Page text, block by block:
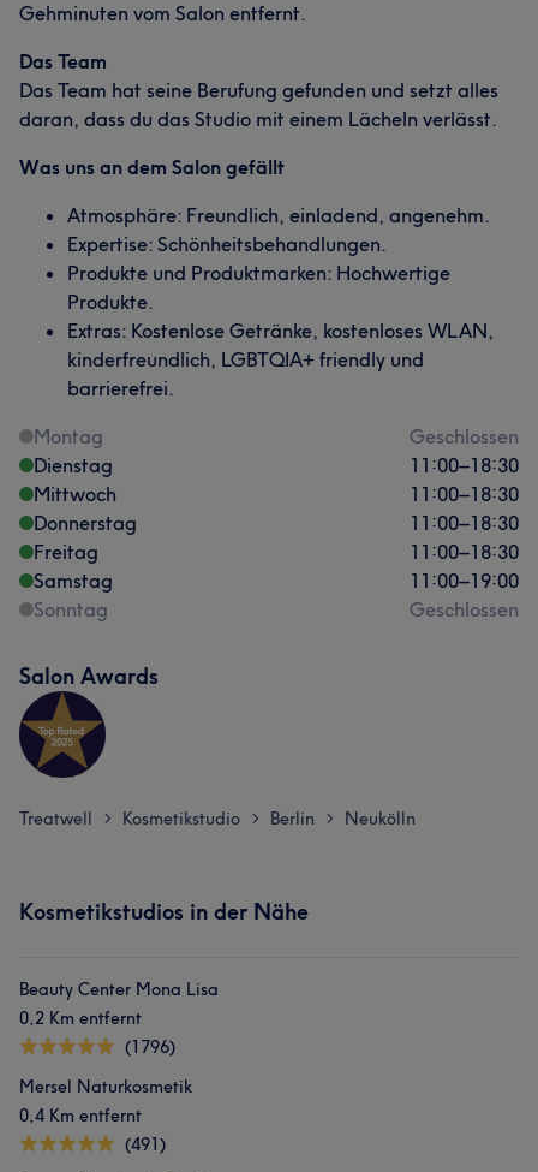
Gehminuten vom Salon entfernt.
Das Team
Das Team hat seine Berufung gefunden und setzt alles
daran, dass du das Studio mit einem Lächeln verlässt.
Was uns an dem Salon gefällt
Atmosphäre: Freundlich, einladend, angenehm.
Expertise: Schönheitsbehandlungen.
Produkte und Produktmarken: Hochwertige
Produkte.
Extras: Kostenlose Getränke, kostenloses WLAN,
kinderfreundlich, LGBTQIA+ friendly und
barrierefrei.
Montag
Geschlossen
Dienstag
11:00–18:30
Mittwoch
11:00–18:30
Donnerstag
11:00–18:30
Freitag
11:00–18:30
Samstag
11:00–19:00
Sonntag
Geschlossen
Salon Awards
Treatwell > Kosmetikstudio > Berlin > Neukölln
Kosmetikstudios in der Nähe
Beauty Center Mona Lisa
0,2 Km entfernt
(1796)
Mersel Naturkosmetik
0,4 Km entfernt
(491)